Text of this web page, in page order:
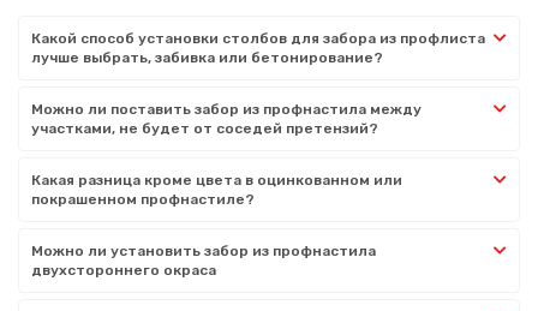
Какой способ установки столбов для забора из профлиста
лучше выбрать, забивка или бетонирование?
Можно ли поставить забор из профнастила между
участками, не будет от соседей претензий?
Какая разница кроме цвета в оцинкованном или
покрашенном профнастиле?
Можно ли установить забор из профнастила
двухстороннего окраса